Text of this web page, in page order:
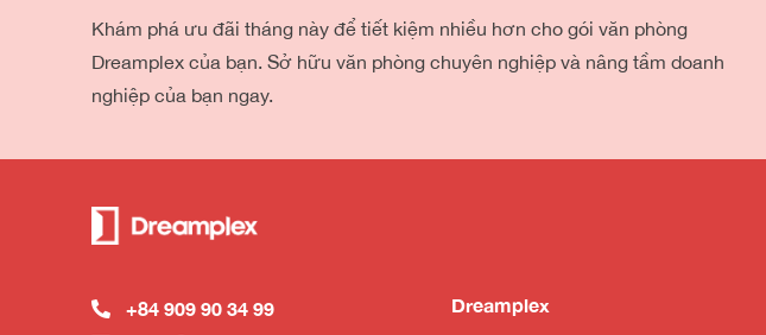
Khám phá ưu đãi tháng này để tiết kiệm nhiều hơn cho gói văn phòng
Dreamplex của bạn. Sở hữu văn phòng chuyên nghiệp và nâng tầm doanh
nghiệp của bạn ngay.
+84 909 90 34 99
Dreamplex